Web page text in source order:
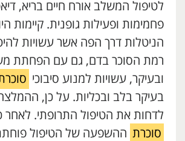
לטיפול המשלב אורח חיים בריא,
פחמימות ופעילות גופנית. קיימות
הניטלות דרך הפה אשר עשויות
רמת הסוכר בדם, גם עם הפחתת
ובעיקר, עשויות למנוע סיבוכי
בעיקר בלב ובכליות. על כן,
לדחות את הטיפול התרופתי.
סוכרת ההשפעה של הטיפול